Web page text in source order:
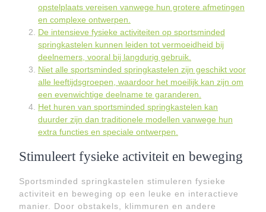
opstelplaats vereisen vanwege hun grotere afmetingen
en complexe ontwerpen.
De intensieve fysieke activiteiten op sportsminded
springkastelen kunnen leiden tot vermoeidheid bij
deelnemers, vooral bij langdurig gebruik.
Niet alle sportsminded springkastelen zijn geschikt voor
alle leeftijdsgroepen, waardoor het moeilijk kan zijn om
een evenwichtige deelname te garanderen.
Het huren van sportsminded springkastelen kan
duurder zijn dan traditionele modellen vanwege hun
extra functies en speciale ontwerpen.
Stimuleert fysieke activiteit en beweging
Sportsminded springkastelen stimuleren fysieke
activiteit en beweging op een leuke en interactieve
manier. Door obstakels, klimmuren en andere